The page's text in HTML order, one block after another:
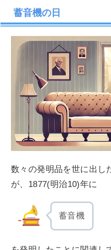
蓄音機の日
数々の発明品を世に出し
が、1877(明治10)年に
蓄音機